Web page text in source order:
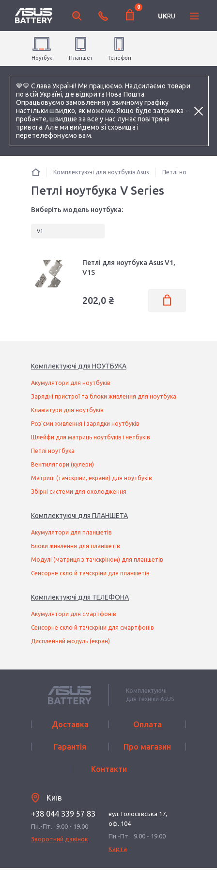
💙💛 Слава УкраЇні! Ми працюємо. Надсилаємо товари
по всій Україні, де відкрита Нова Пошта.
Опрацьовуємо замовлення у звичному графіку
настільки швидко, як можемо. Якщо буде затримка -
пробачте, швидше за все у нас лунає повітряна
тривога. Але ми вийдемо зі сховища і
перетелефонуємо вам.
0
UKRU
Ноутбук Планшет Телефон
Комплектуючі для ноутбуків Asus Петлі ноутбука
Петлі ноутбука V Series
Виберіть модель ноутбука:
V1
Петлі для ноутбука Asus V1,
V1S
202,0 ₴
Комплектуючі для НОУТБУКА
Акумулятори для ноутбуків
Зарядні пристрої та блоки живлення для ноутбука
Клавіатури для ноутбуків
Роз'єми живлення і зарядки ноутбуків
Шлейфи для матриць ноутбуків і нетбуків
Петлі ноутбука
Вентилятори (кулери)
Матриці (тачскріни, екрани) для ноутбуків
Збірні системи для охолодження
Комплектуючі для ПЛАНШЕТА
Акумулятори для планшетів
Блоки живлення для планшетів
Модулі (матриця з тачскріном) для планшетів
Сенсорне скло й тачскріни для планшетів
Комплектуючі для ТЕЛЕФОНА
Акумулятори для смартфонів
Сенсорне скло й тачскріни для смартфонів
Дисплейний модуль (екран)
Комплектуючі
для техніки ASUS
Доставка Оплата
Гарантія Про магазин
Контакти
Київ
+38 044 339 57 83
Пн.-Пт.
9.00 - 19.00
Зворотний дзвінок
вул. Голосіївська 17,
оф. 104
Пн.-Пт.
9.00 - 19.00
Карта